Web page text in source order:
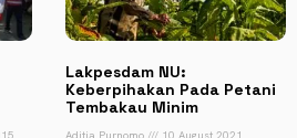
Lakpesdam NU:
Keberpihakan Pada Petani
Tembakau Minim